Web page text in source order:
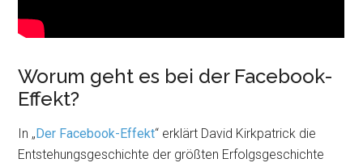
Worum geht es bei der Facebook-
Effekt?
In „Der Facebook-Effekt“ erklärt David Kirkpatrick die
Entstehungsgeschichte der größten Erfolgsgeschichte